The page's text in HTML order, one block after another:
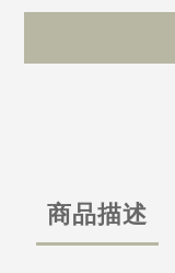
商品描述